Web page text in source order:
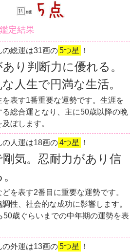
定結果
の総運は31画の5つ星 ！
り判断力に優れる。
人生で円満な生活。
を表す1番重要な運勢です。生涯を
る総合運となり、主に50歳以降の晩
ぼします。
の人運は18画の4つ星 ！
気。忍耐力があり信
を表す2番目に重要な運勢です。
調性、社会的な成功に影響します。
50歳ぐらいまでの中年期の運勢を表
の外運は13画の5つ星 ！